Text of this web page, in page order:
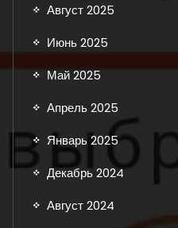
Август 2025
Июнь 2025
Май 2025
Апрель 2025
Январь 2025
Декабрь 2024
Август 2024